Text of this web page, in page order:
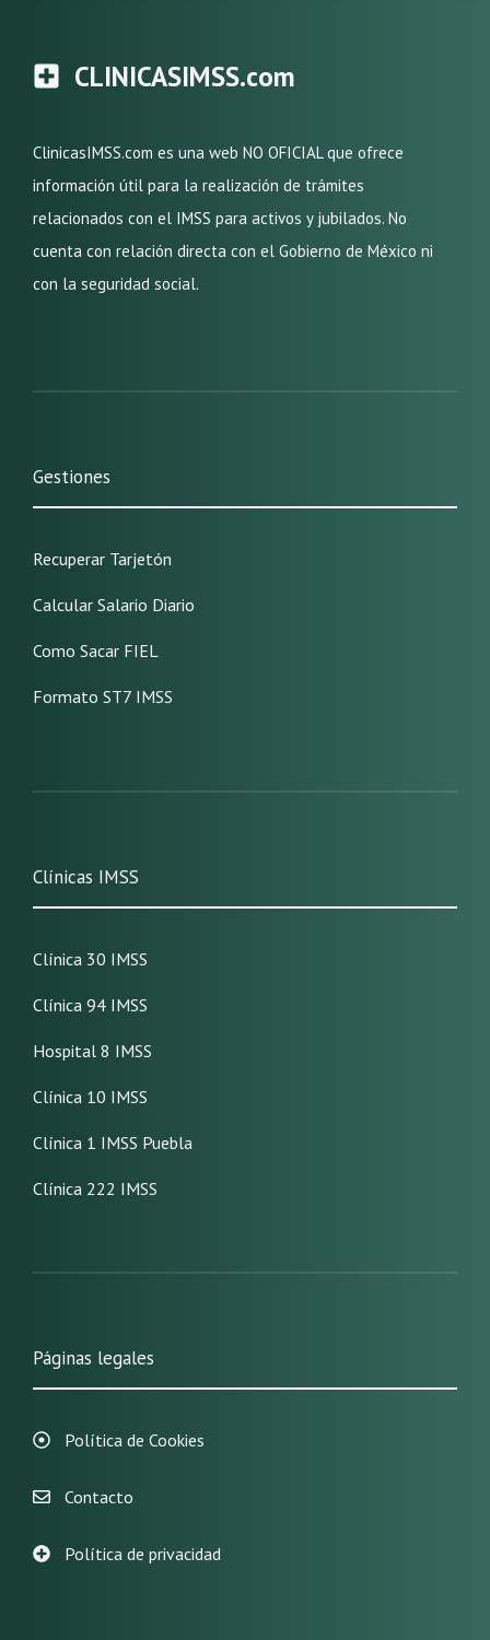
CLINICASIMSS.com
ClinicasIMSS.com es una web NO OFICIAL que ofrece
información útil para la realización de trámites
relacionados con el IMSS para activos y jubilados. No
cuenta con relación directa con el Gobierno de México ni
con la seguridad social.
Gestiones
Recuperar Tarjetón
Calcular Salario Diario
Como Sacar FIEL
Formato ST7 IMSS
Clínicas IMSS
Clínica 30 IMSS
Clínica 94 IMSS
Hospital 8 IMSS
Clínica 10 IMSS
Clínica 1 IMSS Puebla
Clínica 222 IMSS
Páginas legales
Política de Cookies
Contacto
Política de privacidad